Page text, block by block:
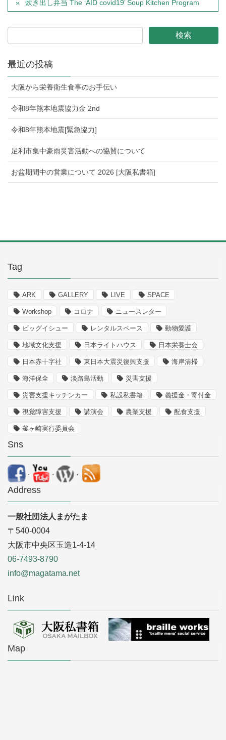
炊き出し弁当 The ‘AID covid19’ Soup Kitchen Program
最近の投稿
大阪から栄養衛生食事のお手伝い
令和8年熊本地震協力金 2nd
令和8年熊本地震[緊急協力]
足利市集中豪雨災害活動への協賛について
お盆期間中の営業について 2026 [大阪私書箱]
Tag
ARK GALLERY LIVE SPACE
Workshop コロナ ニュースレター
ビッグイシュー レンタルスペース 動物愛護
地域文化支援 日本ライトハウス 日本栄養士会
日本赤十字社 東日本大震災復興支援 海岸清掃
海洋保全 淡路島活動 災害支援
災害支援キッチンカー 私設私書箱 義援金・寄付金
視覚障害支援 講演会 農業支援 配食支援
釜ヶ崎実行委員会
Sns
. . .
Address
一般社団法人まがたま
〒540-0004
大阪市中央区玉造1-4-14
06-7493-8790
info@magatama.net
Link
Map